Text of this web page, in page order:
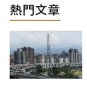
熱門文章